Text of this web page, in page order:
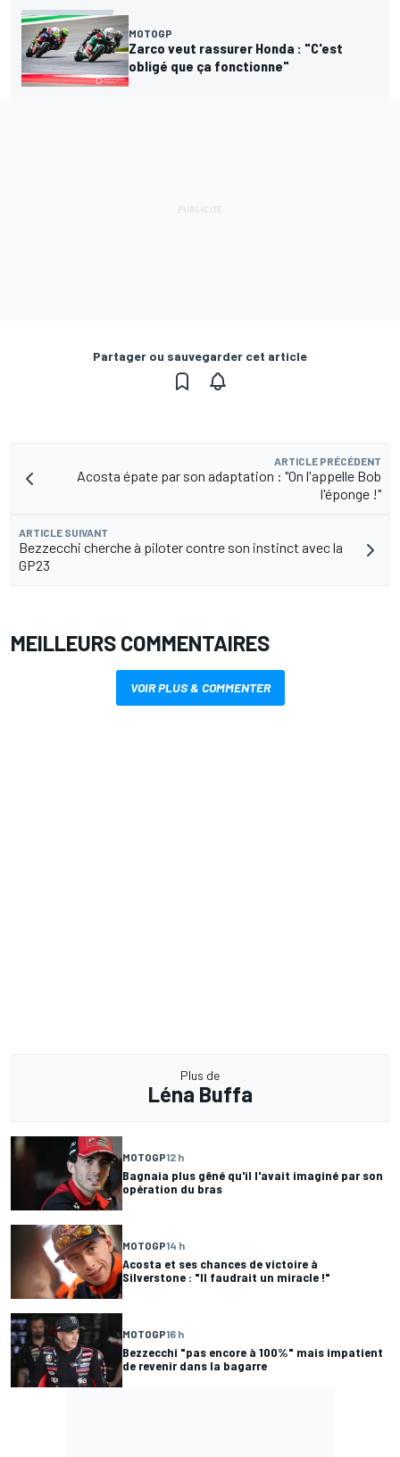
MOTOGP
Zarco veut rassurer Honda : "C'est
obligé que ça fonctionne"
Partager ou sauvegarder cet article
ARTICLE PRÉCÉDENT
Acosta épate par son adaptation : "On l'appelle Bob
l'éponge !"
ARTICLE SUIVANT
Bezzecchi cherche à piloter contre son instinct avec la
GP23
MEILLEURS COMMENTAIRES
VOIR PLUS & COMMENTER
Plus de
Léna Buffa
MOTOGP12 h
Bagnaia plus gêné qu'il l'avait imaginé par son
opération du bras
MOTOGP14 h
Acosta et ses chances de victoire à
Silverstone : "Il faudrait un miracle !"
MOTOGP16 h
Bezzecchi "pas encore à 100%" mais impatient
de revenir dans la bagarre